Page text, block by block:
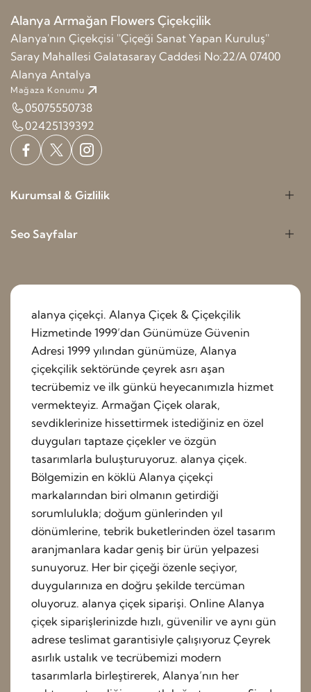
Alanya Armağan Flowers Çiçekçilik
Alanya'nın Çiçekçisi ''Çiçeği Sanat Yapan Kuruluş''
Saray Mahallesi Galatasaray Caddesi No:22/A 07400
Alanya Antalya
Mağaza Konumu
05075550738
02425139392
Kurumsal & Gizlilik
Seo Sayfalar
alanya çiçekçi. Alanya Çiçek & Çiçekçilik
Hizmetinde 1999’dan Günümüze Güvenin
Adresi 1999 yılından günümüze, Alanya
çiçekçilik sektöründe çeyrek asrı aşan
tecrübemiz ve ilk günkü heyecanımızla hizmet
vermekteyiz. Armağan Çiçek olarak,
sevdiklerinize hissettirmek istediğiniz en özel
duyguları taptaze çiçekler ve özgün
tasarımlarla buluşturuyoruz. alanya çiçek.
Bölgemizin en köklü Alanya çiçekçi
markalarından biri olmanın getirdiği
sorumlulukla; doğum günlerinden yıl
dönümlerine, tebrik buketlerinden özel tasarım
aranjmanlara kadar geniş bir ürün yelpazesi
sunuyoruz. Her bir çiçeği özenle seçiyor,
duygularınıza en doğru şekilde tercüman
oluyoruz. alanya çiçek siparişi. Online Alanya
çiçek siparişlerinizde hızlı, güvenilir ve aynı gün
adrese teslimat garantisiyle çalışıyoruz Çeyrek
asırlık ustalık ve tecrübemizi modern
tasarımlarla birleştirerek, Alanya’nın her